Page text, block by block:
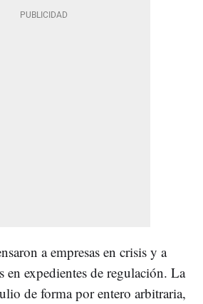
a empresas en crisis y a
en expedientes de regulación. La
de forma por entero arbitraria,